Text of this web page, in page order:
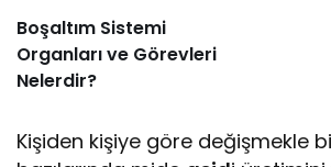
Boşaltım Sistemi
Organları ve Görevleri
Nelerdir?
Kişiden kişiye göre değişmekle